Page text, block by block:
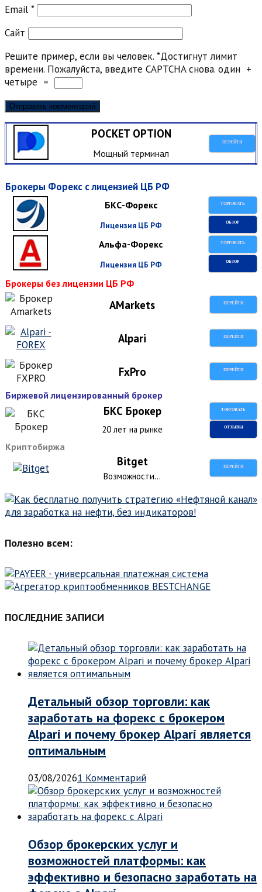
Email *
Сайт
Решите пример, если вы человек. *Достигнут лимит
времени. Пожалуйста, введите CAPTCHA снова. один +
четыре =
POCKET OPTION
ПЕРЕЙТИ
Мощный терминал
Брокеры Форекс с лицензией ЦБ РФ
БКС-Форекс ТОРГОВАТЬ
Лицензия ЦБ РФ ОБЗОР
Альфа-Форекс ТОРГОВАТЬ
Лицензия ЦБ РФ ОБЗОР
Брокеры без лицензии ЦБ РФ
AMarkets ПЕРЕЙТИ
Alpari ПЕРЕЙТИ
FxPro ПЕРЕЙТИ
Биржевой лицензированный брокер
БКС Брокер ТОРГОВАТЬ
20 лет на рынке ОТЗЫВЫ
Криптобиржа
Bitget ПЕРЕЙТИ
Возможности...
Полезно всем:
ПОСЛЕДНИЕ ЗАПИСИ
Детальный обзор торговли: как
заработать на форекс с брокером
Alpari и почему брокер Alpari является
оптимальным
03/08/20261 Комментарий
Обзор брокерских услуг и
возможностей платформы: как
эффективно и безопасно заработать на